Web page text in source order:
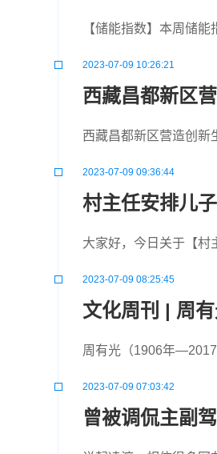
【储能指数】本周储
2023-07-09 10:26:21
西藏昌都新区
西藏昌都新区营造创新
2023-07-09 09:36:44
村主任安排儿
大家好，今日关于【村
2023-07-09 08:25:45
文化周刊 | 周
周有光（1906年
2023-07-09 07:03:42
曾被调侃主副